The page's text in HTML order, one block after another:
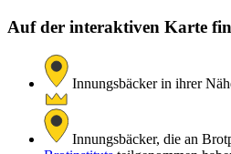
Auf der interaktiven Karte
Innungsbäcker in ihrer
Innungsbäcker, die an